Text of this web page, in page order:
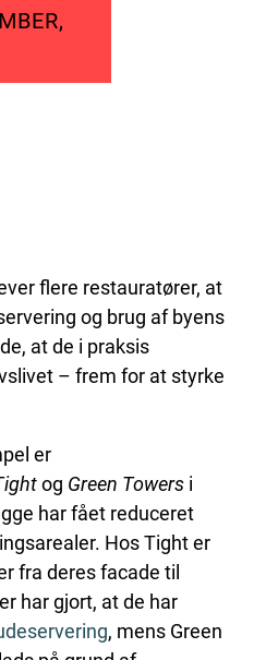
flere restauratører, at
og brug af byens
at de i praksis
– frem for at styrke
er
og Green Towersi
har fået reduceret
Hos Tight er
fra deres facade til
har gjort, at de har
g, mens Green